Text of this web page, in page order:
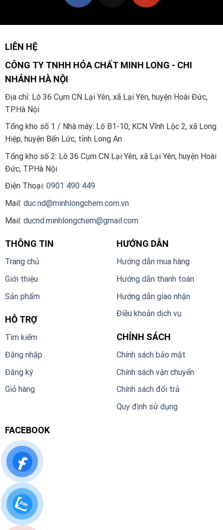
LIÊN HỆ
CÔNG TY TNHH HÓA CHẤT MINH LONG - CHI
NHÁNH HÀ NỘI
Địa chỉ: Lô 36 Cụm CN Lại Yên, xã Lại Yên, huyện Hoài Đức,
TP.Hà Nội
Tổng kho số 1 / Nhà máy: Lô B1-10, KCN Vĩnh Lộc 2, xã Long
Hiệp, huyện Bến Lức, tỉnh Long An
Tổng kho số 2: Lô 36 Cụm CN Lại Yên, xã Lại Yên, huyện Hoài
Đức, TP.Hà Nội
Điện Thoại: 0901 490 449
Mail: duc.nd@minhlongchem.com.vn
Mail: ducnd.minhlongchem@gmail.com
THÔNG TIN
Trang chủ
Giới thiệu
Sản phẩm
HỖ TRỢ
Tìm kiếm
Đăng nhập
Đăng ký
Giỏ hàng
HƯỚNG DẪN
Hướng dẫn mua hàng
Hướng dẫn thanh toán
Hướng dẫn giao nhận
Điều khoản dịch vụ
CHÍNH SÁCH
Chính sách bảo mật
Chính sách vận chuyển
Chính sách đổi trả
Quy định sử dụng
FACEBOOK